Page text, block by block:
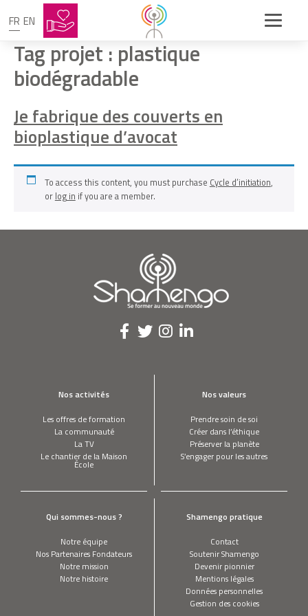
FR EN
Tag projet : plastique
biodégradable
Je fabrique des couverts en
bioplastique d’avocat
To access this content, you must purchase Cycle d’initiation,
or log in if you are a member.
Nos activités
Les offres de formation
La communauté
La TV
Le chantier de la Maison
École
Nos valeurs
Prendre soin de soi
Créer dans l’éthique
Préserver la planète
S’engager pour les autres
Qui sommes-nous ?
Notre équipe
Nos Partenaires Fondateurs
Notre mission
Notre histoire
Shamengo pratique
Contact
Soutenir Shamengo
Devenir pionnier
Mentions légales
Données personnelles
Gestion des cookies